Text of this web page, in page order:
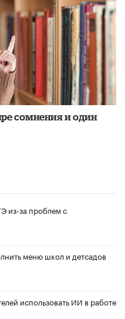
сомнения и один
из-за проблем с
меню школ и детсадов
использовать ИИ в работе